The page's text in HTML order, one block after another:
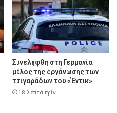
Συνελήφθη στη Γερμανία
μέλος της οργάνωσης των
τσιγαράδων του «Έντικ»
18 λεπτά πρίν